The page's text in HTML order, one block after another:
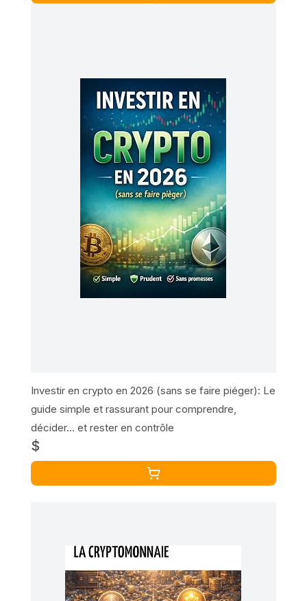
Investir en crypto en 2026 (sans se faire piéger): Le
guide simple et rassurant pour comprendre,
décider… et rester en contrôle
$